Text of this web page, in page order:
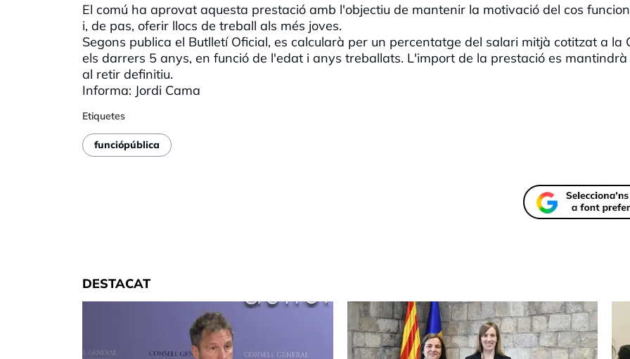
El comú ha aprovat aquesta prestació amb l'objectiu de mantenir la motivació del cos
i, de pas, oferir llocs de treball als més joves.
Segons publica el Butlletí Oficial, es calcularà per un percentatge del salari mitjà cotitzat a la
els darrers 5 anys, en funció de l'edat i anys treballats. L'import de la prestació es
al retir definitiu.
Informa: Jordi Cama
Etiquetes
funciópública
DESTACAT